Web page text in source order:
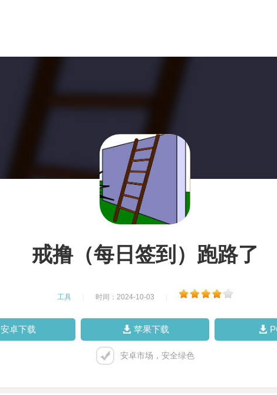
戒撸（每日签到）跑路了
工具 时间：2024-10-03
安卓下载 苹果下载
安卓市场，安全绿色